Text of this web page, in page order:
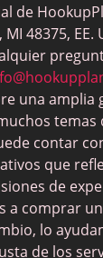
de
MI 48375,
una amplia
contar
que
de
a comprar
lo
de los